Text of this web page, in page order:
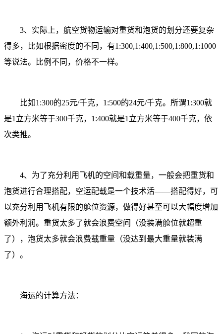
3、实际上，航空货物运输对重货和泡货的划分还要复杂
得多，比如根据密度的不同，有1:300,1:400,1:500,1:800,1:1000
等说法。比例不同，价格不一样。
比如1:300的25元/千克，1:500的24元/千克。所谓1:300就
是1立方米等于300千克，1:400就是1立方米等于400千克，依
次类推。
4、为了充分利用飞机的空间和载重量，一般会把重货和
泡货进行合理搭配，空运配载是一个技术活——搭配得好，可
以充分利用飞机有限的舱位资源，做得好甚至可以大幅度增加
额外利润。重货太多了就会浪费空间（没装满舱位就超重
了），泡货太多就会浪费载重量（没达到最大重量就装满
了）。
海运的计算方法：